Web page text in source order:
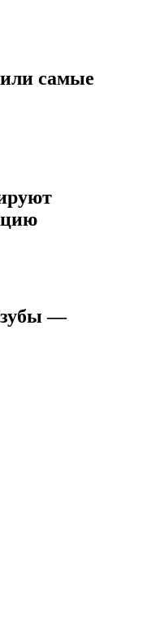
самые
—